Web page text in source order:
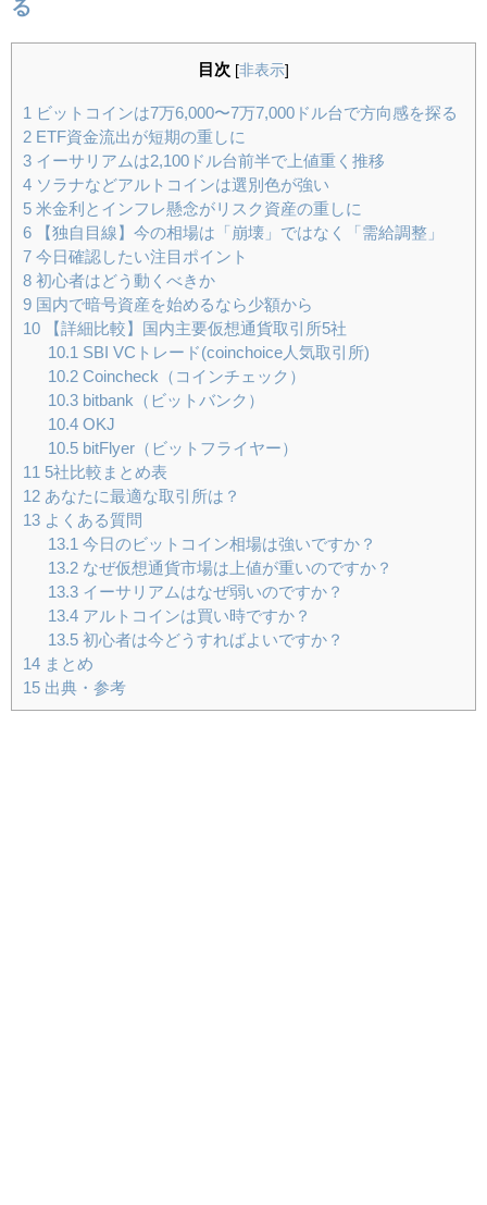
る
目次 [非表示]
1
ビットコインは7万6,000〜7万7,000ドル台で方向感を探る
2 ETF資金流出が短期の重しに
3 イーサリアムは2,100ドル台前半で上値重く推移
4 ソラナなどアルトコインは選別色が強い
5 米金利とインフレ懸念がリスク資産の重しに
6 【独自目線】今の相場は「崩壊」ではなく「需給調整」
7 今日確認したい注目ポイント
8 初心者はどう動くべきか
9 国内で暗号資産を始めるなら少額から
10 【詳細比較】国内主要仮想通貨取引所5社
10.1 SBI VCトレード(coinchoice人気取引所)
10.2Coincheck（コインチェック）
10.3bitbank（ビットバンク）
10.4OKJ
10.5bitFlyer（ビットフライヤー）
11 5社比較まとめ表
12 あなたに最適な取引所は？
13 よくある質問
13.1 今日のビットコイン相場は強いですか？
13.2なぜ仮想通貨市場は上値が重いのですか？
13.3イーサリアムはなぜ弱いのですか？
13.4アルトコインは買い時ですか？
13.5初心者は今どうすればよいですか？
14 まとめ
15 出典・参考